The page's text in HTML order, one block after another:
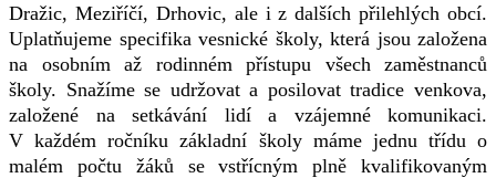
Dražic, Meziříčí, Drhovic, ale i z dalších přilehlých obcí.
Uplatňujeme specifika vesnické školy, která jsou založena
na osobním až rodinném přístupu všech zaměstnanců
školy. Snažíme se udržovat a posilovat tradice venkova,
založené na setkávání lidí a vzájemné komunikaci.
V každém ročníku základní školy máme jednu třídu o
malém počtu žáků se vstřícným plně kvalifikovaným